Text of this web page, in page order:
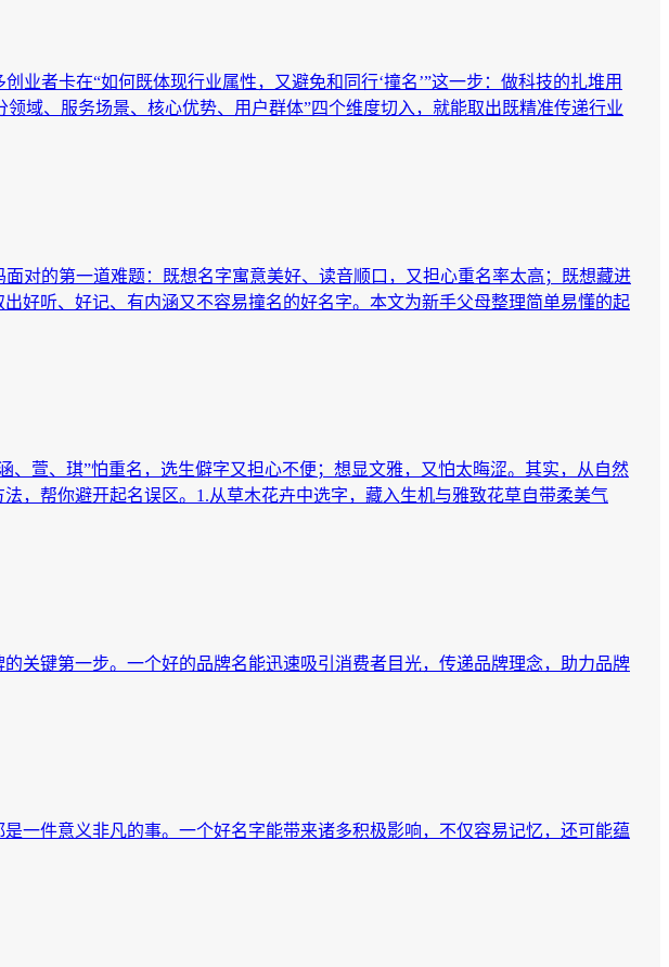
者卡在“如何既体现行业属性，又避免和同行‘撞名’”这一步：做科技的扎堆用
域、服务场景、核心优势、用户群体”四个维度切入，就能取出既精准传递行业
对的第一道难题：既想名字寓意美好、读音顺口，又担心重名率太高；既想藏进
好听、好记、有内涵又不容易撞名的好名字。本文为新手父母整理简单易懂的起
萱、琪”怕重名，选生僻字又担心不便；想显文雅，又怕太晦涩。其实，从自然
，帮你避开起名误区。1.从草木花卉中选字，藏入生机与雅致花草自带柔美气
关键第一步。一个好的品牌名能迅速吸引消费者目光，传递品牌理念，助力品牌
一件意义非凡的事。一个好名字能带来诸多积极影响，不仅容易记忆，还可能蕴